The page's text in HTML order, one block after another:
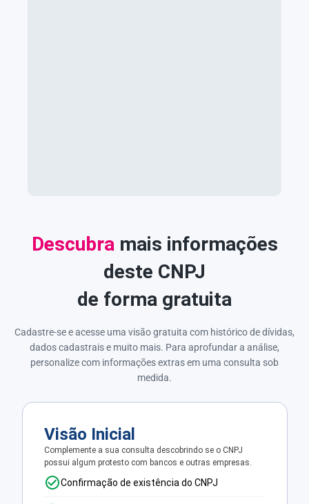
Descubramais informações
deste CNPJ
de forma gratuita
Cadastre-se e acesse uma visão gratuita com histórico de dívidas,
dados cadastrais e muito mais. Para aprofundar a análise,
personalize com informações extras em uma consulta sob
medida.
Visão Inicial
Complemente a sua consulta descobrindo se o CNPJ
possui algum protesto com bancos e outras empresas.
Confirmação de existência do CNPJ